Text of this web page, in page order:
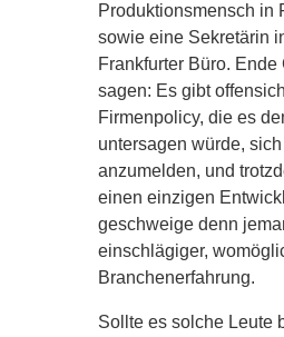
Produktionsmensch in
sowie eine Sekretärin
Frankfurter Büro. Ende
sagen: Es gibt
Firmenpolicy, die es
untersagen würde,
anzumelden, und
einen einzigen
geschweige denn
einschlägiger,
Branchenerfahrung.
Sollte es solche Leute